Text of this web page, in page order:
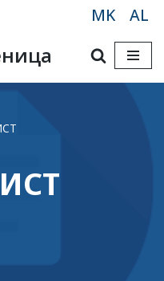
MK AL